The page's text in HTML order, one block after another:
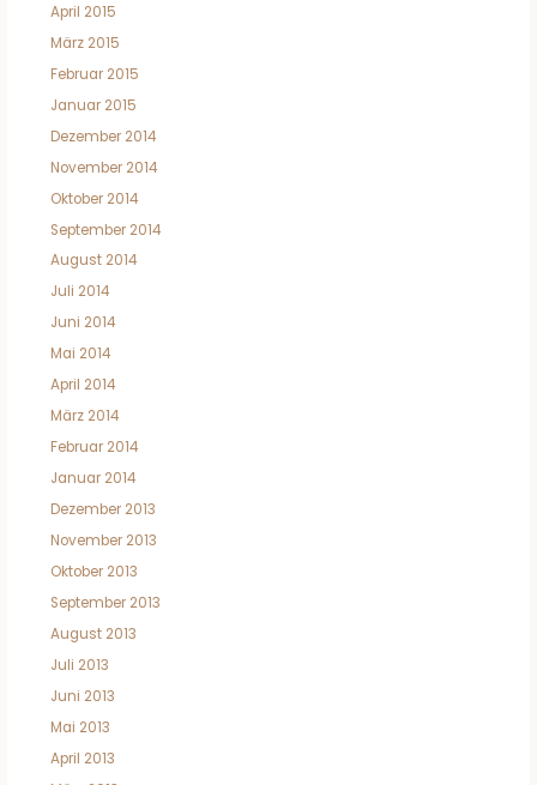
April 2015
März 2015
Februar 2015
Januar 2015
Dezember 2014
November 2014
Oktober 2014
September 2014
August 2014
Juli 2014
Juni 2014
Mai 2014
April 2014
März 2014
Februar 2014
Januar 2014
Dezember 2013
November 2013
Oktober 2013
September 2013
August 2013
Juli 2013
Juni 2013
Mai 2013
April 2013